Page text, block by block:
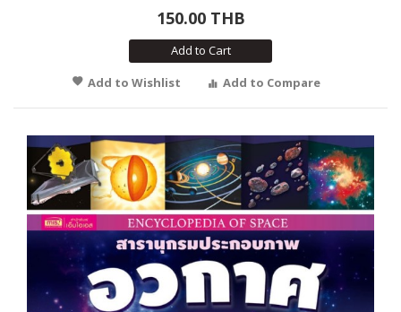
150.00 THB
Add to Cart
Add to Wishlist
Add to Compare